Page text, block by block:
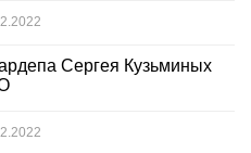
Сергея Кузьминых